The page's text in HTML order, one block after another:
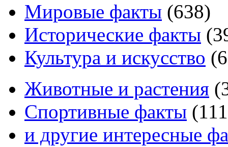
Мировые факты (638)
Исторические факты (
Культура и искусство (
Животные и растения (
Спортивные факты (111
и другие интересные